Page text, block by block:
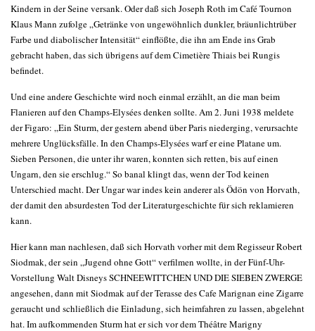
Kindern in der Seine versank. Oder daß sich Joseph Roth im Café Tournon
Klaus Mann zufolge „Getränke von ungewöhnlich dunkler, bräunlichtrüber
Farbe und diabolischer Intensität“ einflößte, die ihn am Ende ins Grab
gebracht haben, das sich übrigens auf dem Cimetière Thiais bei Rungis
befindet.
Und eine andere Geschichte wird noch einmal erzählt, an die man beim
Flanieren auf den Champs-Elysées denken sollte. Am 2. Juni 1938 meldete
der Figaro: „Ein Sturm, der gestern abend über Paris niederging, verursachte
mehrere Unglücksfälle. In den Champs-Elysées warf er eine Platane um.
Sieben Personen, die unter ihr waren, konnten sich retten, bis auf einen
Ungarn, den sie erschlug.“ So banal klingt das, wenn der Tod keinen
Unterschied macht. Der Ungar war indes kein anderer als Ödön von Horvath,
der damit den absurdesten Tod der Literaturgeschichte für sich reklamieren
kann.
Hier kann man nachlesen, daß sich Horvath vorher mit dem Regisseur Robert
Siodmak, der sein „Jugend ohne Gott“ verfilmen wollte, in der Fünf-Uhr-
Vorstellung Walt Disneys SCHNEEWITTCHEN UND DIE SIEBEN ZWERGE
angesehen, dann mit Siodmak auf der Terasse des Cafe Marignan eine Zigarre
geraucht und schließlich die Einladung, sich heimfahren zu lassen, abgelehnt
hat. Im aufkommenden Sturm hat er sich vor dem Théâtre Marigny